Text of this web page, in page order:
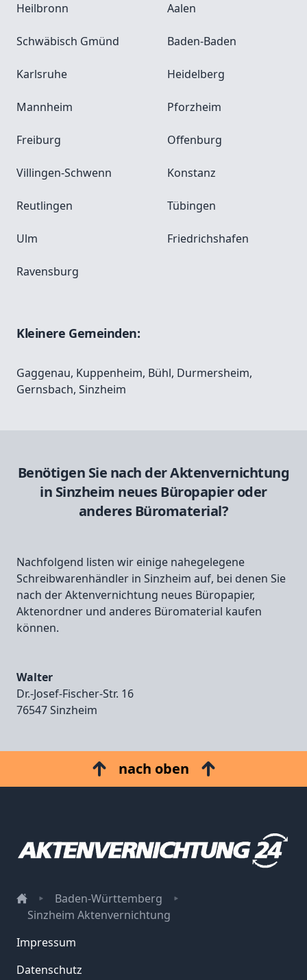
Heilbronn Aalen
Schwäbisch Gmünd Baden-Baden
Karlsruhe Heidelberg
Mannheim Pforzheim
Freiburg Offenburg
Villingen-Schwenn Konstanz
Reutlingen Tübingen
Ulm Friedrichshafen
Ravensburg
Kleinere Gemeinden:
Gaggenau, Kuppenheim, Bühl, Durmersheim,
Gernsbach, Sinzheim
Benötigen Sie nach der Aktenvernichtung
in Sinzheim neues Büropapier oder
anderes Büromaterial?
Nachfolgend listen wir einige nahegelegene
Schreibwarenhändler in Sinzheim auf, bei denen Sie
nach der Aktenvernichtung neues Büropapier,
Aktenordner und anderes Büromaterial kaufen
können.
Walter
Dr.‑Josef‑Fischer‑Str. 16
76547 Sinzheim
nach oben
Baden-Württemberg
Sinzheim Aktenvernichtung
Impressum
Datenschutz